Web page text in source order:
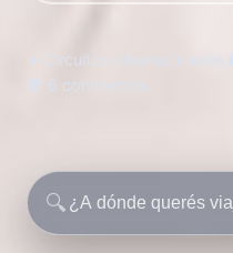
✈️ Circuitos internacionales
🌍 6 continentes
🔍